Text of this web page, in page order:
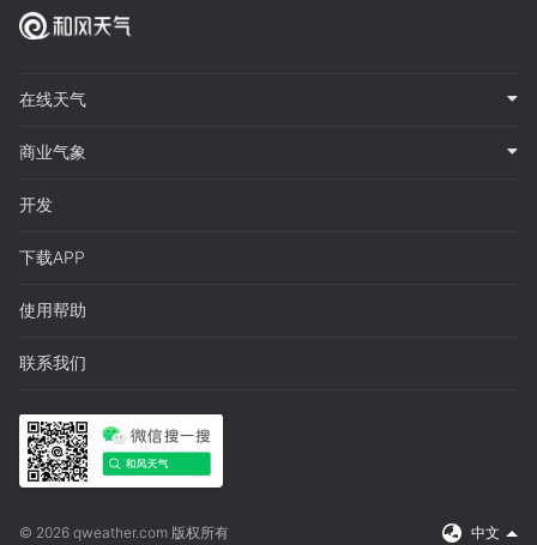
在线天气
商业气象
开发
下载APP
使用帮助
联系我们
© 2026 qweather.com 版权所有 中文